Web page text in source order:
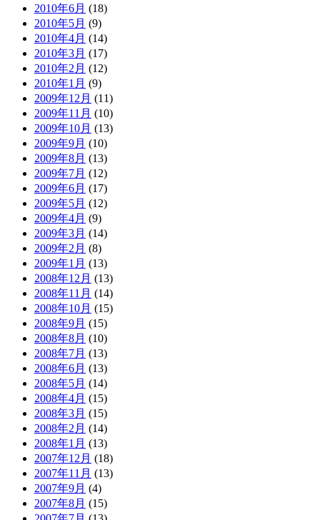
2010年6月 (18)
2010年5月 (9)
2010年4月 (14)
2010年3月 (17)
2010年2月 (12)
2010年1月 (9)
2009年12月 (11)
2009年11月 (10)
2009年10月 (13)
2009年9月 (10)
2009年8月 (13)
2009年7月 (12)
2009年6月 (17)
2009年5月 (12)
2009年4月 (9)
2009年3月 (14)
2009年2月 (8)
2009年1月 (13)
2008年12月 (13)
2008年11月 (14)
2008年10月 (15)
2008年9月 (15)
2008年8月 (10)
2008年7月 (13)
2008年6月 (13)
2008年5月 (14)
2008年4月 (15)
2008年3月 (15)
2008年2月 (14)
2008年1月 (13)
2007年12月 (18)
2007年11月 (13)
2007年9月 (4)
2007年8月 (15)